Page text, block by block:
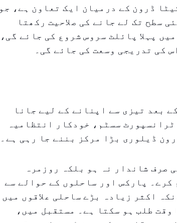
ڈرون کے درمیان ایک تعاون ہے، جو
سطح تک لے جانے کی صلاحیت رکھتا
پہلا پائلٹ سروس شروع کی جائے گی،
کی تدریجی وسعت کی جائے گی۔
بعد تیزی سے اپنانے کے لیے جانا
سسٹم، خودکار انتظامیہ
صرف شاندار نہ ہو بلکہ روزمرہ
پارکس اور ساحلوں کے حوالے سے
اکثر زیادہ بڑے ساحلی علاقوں میں
طلب ہو سکتا ہے۔ مستقبل میں،